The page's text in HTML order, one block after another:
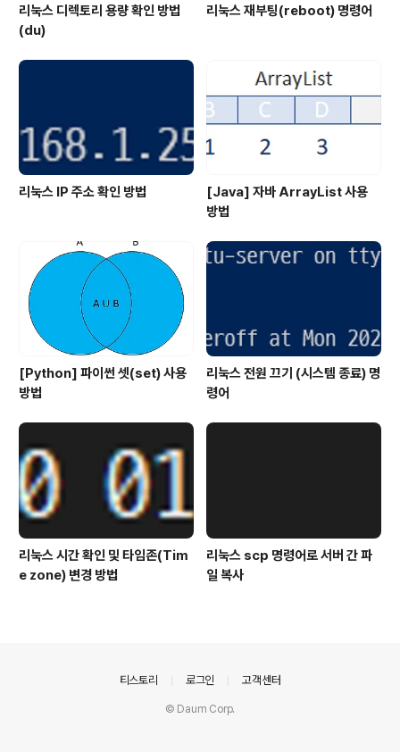
리눅스 디렉토리 용량 확인 방법
(du)
리눅스 재부팅(reboot) 명령어
리눅스 IP 주소 확인 방법
[Java] 자바 ArrayList 사용
방법
[Python] 파이썬 셋(set) 사용
방법
리눅스 전원 끄기 (시스템 종료) 명
령어
리눅스 시간 확인 및 타임존(Tim
e zone) 변경 방법
리눅스 scp 명령어로 서버 간 파
일 복사
티스토리 로그인 고객센터
© Daum Corp.